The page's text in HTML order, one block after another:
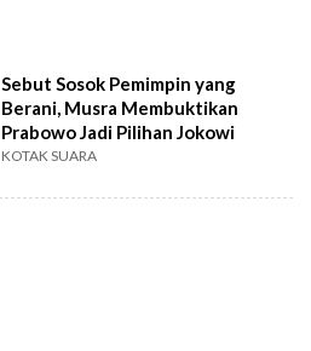
Sebut Sosok Pemimpin yang
Berani, Musra Membuktikan
Prabowo Jadi Pilihan Jokowi
KOTAK SUARA